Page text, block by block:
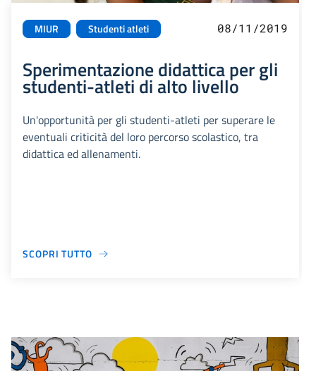
MIUR Studenti atleti 08/11/2019
Sperimentazione didattica per gli
studenti-atleti di alto livello
Un'opportunità per gli studenti-atleti per superare le
eventuali criticità del loro percorso scolastico, tra
didattica ed allenamenti.
SCOPRI TUTTO